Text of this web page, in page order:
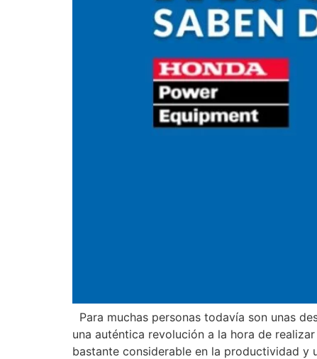
Para muchas personas todavía son unas
una auténtica revolución a la hora de
bastante considerable en la productividad y